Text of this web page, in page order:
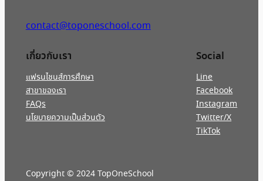
contact@toponeschool.com
เกี่ยวกับเรา
แฟรนไชนส์การศึกษา
สาขาของเรา
FAQs
นโยบายความเป็นส่วนตัว
Social
Line
Facebook
Instagram
Twitter/X
TikTok
Copyright © 2024 TopOneSchool